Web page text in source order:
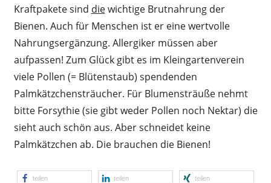
Kraftpakete sind diewichtige Brutnahrung der
Bienen. Auch für Menschen ist er eine wertvolle
Nahrungsergänzung. Allergiker müssen aber
aufpassen! Zum Glück gibt es im Kleingarten­verein
viele Pollen (= Blütenstaub) spendenden
Palmkätzchensträucher. Für Blumensträuße nehmt
bitte Forsythie (sie gibt weder Pollen noch Nektar) die
sieht auch schön aus. Aber schneidet keine
Palmkätzchen ab. Die brauchen die Bienen!
teilen teilen teilen